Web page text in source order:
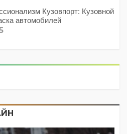
Кузовпорт: Кузовной
автомобилей